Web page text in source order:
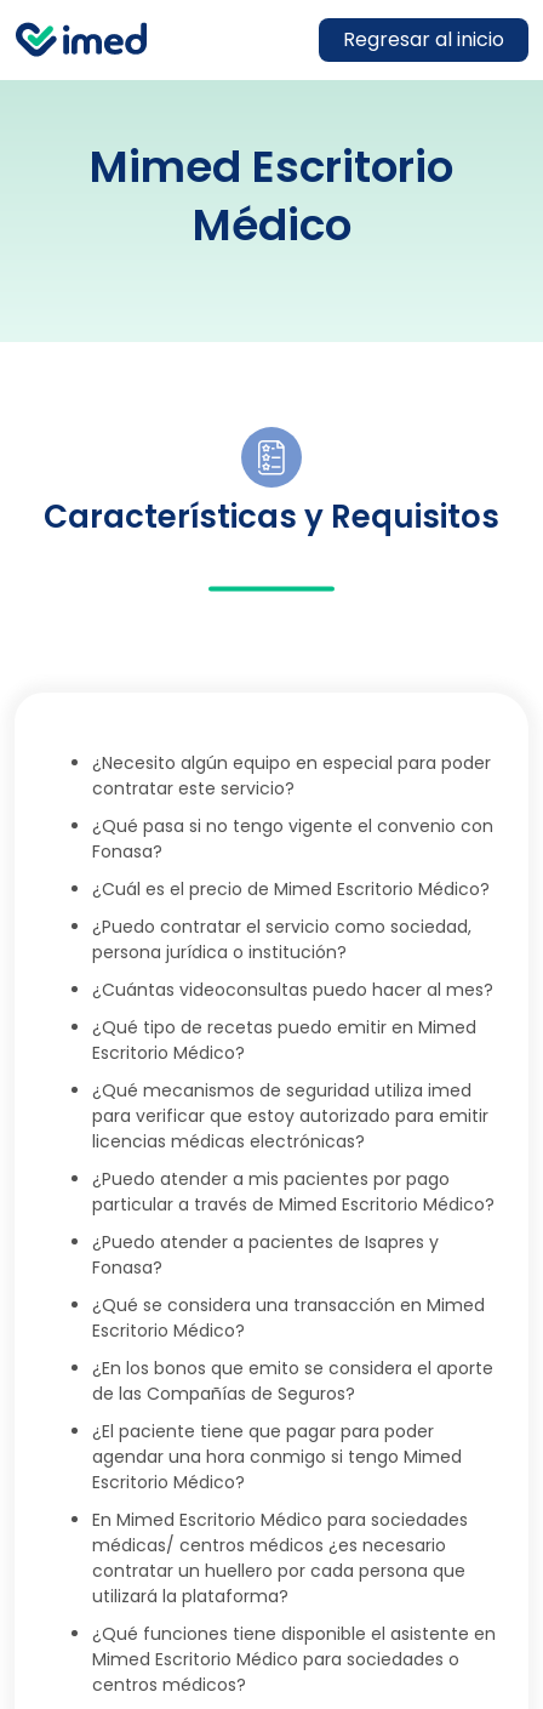
Regresar al inicio
Mimed Escritorio
Médico
Características y Requisitos
¿Necesito algún equipo en especial para poder
contratar este servicio?
¿Qué pasa si no tengo vigente el convenio con
Fonasa?
¿Cuál es el precio de Mimed Escritorio Médico?
¿Puedo contratar el servicio como sociedad,
persona jurídica o institución?
¿Cuántas videoconsultas puedo hacer al mes?
¿Qué tipo de recetas puedo emitir en Mimed
Escritorio Médico?
¿Qué mecanismos de seguridad utiliza imed
para verificar que estoy autorizado para emitir
licencias médicas electrónicas?
¿Puedo atender a mis pacientes por pago
particular a través de Mimed Escritorio Médico?
¿Puedo atender a pacientes de Isapres y
Fonasa?
¿Qué se considera una transacción en Mimed
Escritorio Médico?
¿En los bonos que emito se considera el aporte
de las Compañías de Seguros?
¿El paciente tiene que pagar para poder
agendar una hora conmigo si tengo Mimed
Escritorio Médico?
En Mimed Escritorio Médico para sociedades
médicas/ centros médicos ¿es necesario
contratar un huellero por cada persona que
utilizará la plataforma?
¿Qué funciones tiene disponible el asistente en
Mimed Escritorio Médico para sociedades o
centros médicos?